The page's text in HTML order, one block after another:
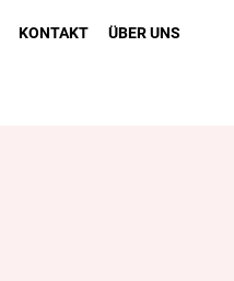
KONTAKT ÜBER UNS